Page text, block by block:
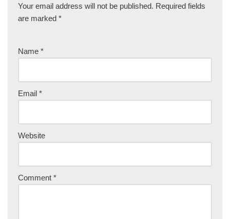
Your email address will not be published. Required fields
are marked *
Name *
Email *
Website
Comment *